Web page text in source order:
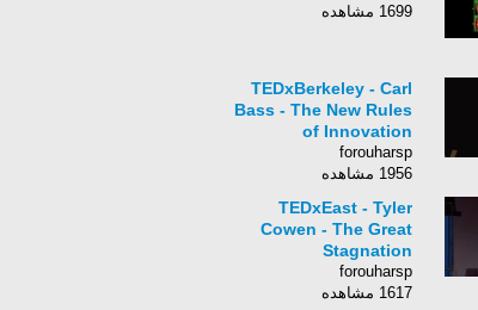
1699 مشاهده
TEDxBerkeley - Carl
Bass - The New Rules
of Innovation
forouharsp
1956 مشاهده
TEDxEast - Tyler
Cowen - The Great
Stagnation
forouharsp
1617 مشاهده